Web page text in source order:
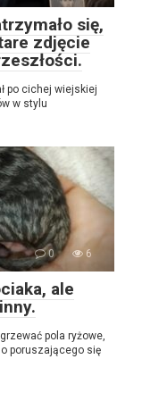
się,
zdjęcie
po cichej wiejskiej
w stylu
0 6
ale
pola ryżowe,
poruszającego się